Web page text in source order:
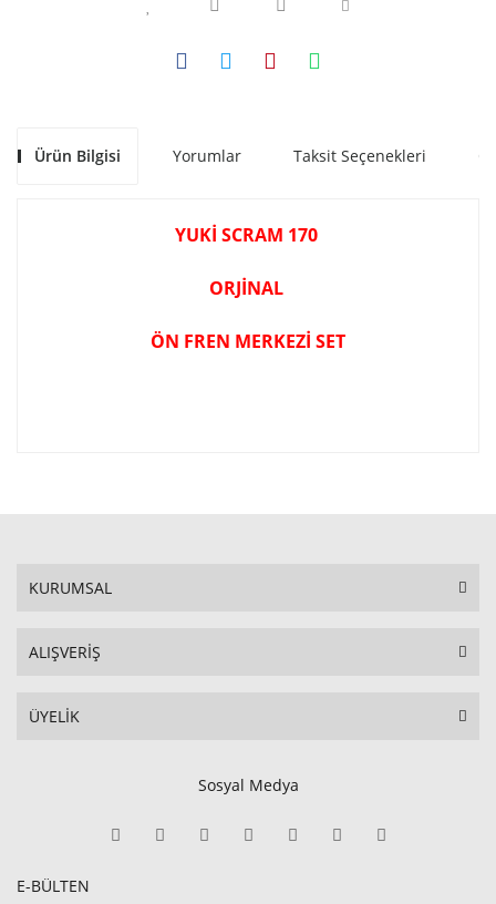
Ürün Bilgisi Yorumlar Taksit Seçenekleri
YUKİ SCRAM 170
ORJİNAL
ÖN FREN MERKEZİ SET
KURUMSAL
ALIŞVERİŞ
ÜYELİK
Sosyal Medya
E-BÜLTEN